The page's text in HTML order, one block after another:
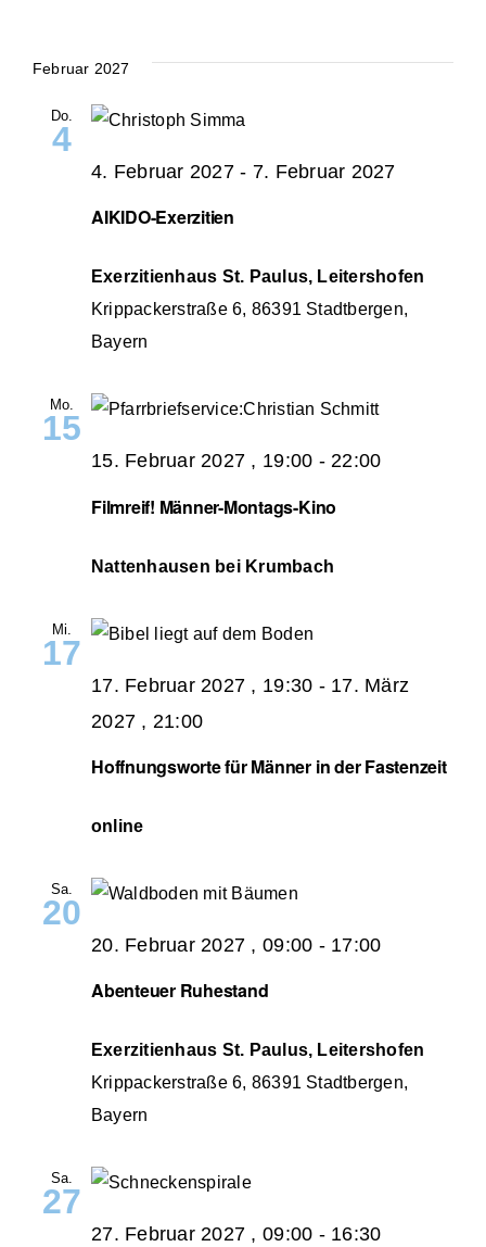
Februar 2027
Do.
4
AIKIDO-Exerzitien
4. Februar 2027- 7. Februar 2027
Exerzitienhaus St. Paulus, Leitershofen
Krippackerstraße 6, 86391 Stadtbergen,
Bayern
Mo.
15
Filmreif! Männer-Montags-Kino
15. Februar 2027 , 19:00 -22:00
Nattenhausen bei Krumbach
Mi.
17
Hoffnungsworte für Männer in der Fastenzeit
17. Februar 2027 , 19:30 - 17. März
2027 , 21:00
online
Sa.
20
Abenteuer Ruhestand
20. Februar 2027 , 09:00 - 17:00
Exerzitienhaus St. Paulus, Leitershofen
Krippackerstraße 6, 86391 Stadtbergen,
Bayern
Sa.
27
27. Februar 2027 , 09:00 - 16:30